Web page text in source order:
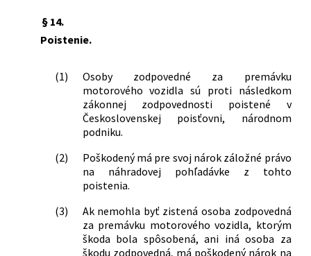
§ 14.
Poistenie.
(1)
Osoby zodpovedné za premávku
motorového vozidla sú proti následkom
zákonnej zodpovednosti poistené v
Československej poisťovni, národnom
podniku.
(2)
Poškodený má pre svoj nárok záložné právo
na náhradovej pohľadávke z tohto
poistenia.
(3)
Ak nemohla byť zistená osoba zodpovedná
za premávku motorového vozidla, ktorým
škoda bola spôsobená, ani iná osoba za
škodu zodpovedná, má poškodený nárok na